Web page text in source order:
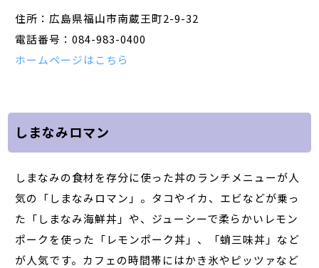
住所：広島県福山市南蔵王町2-9-32
電話番号：084-983-0400
ホームページはこちら
しまなみロマン
しまなみの食材を存分に使った丼のランチメニューが人
気の「しまなみロマン」。タコやイカ、エビなどが乗っ
た「しまなみ海鮮丼」や、ジューシーで柔らかいレモン
ポークを使った「レモンポーク丼」、「蛸三味丼」など
が人気です。カフェの時間帯にはかき氷やピッツァなど